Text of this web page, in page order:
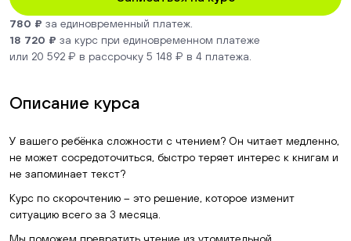
780 ₽ за единовременный платеж.
18 720 ₽ за курс при единовременном платеже
или 20 592 ₽ в рассрочку 5 148 ₽ в 4 платежа.
Описание курса
У вашего ребёнка сложности с чтением? Он читает медленно,
не может сосредоточиться, быстро теряет интерес к книгам и
не запоминает текст?
Курс по скорочтению – это решение, которое изменит
ситуацию всего за 3 месяца.